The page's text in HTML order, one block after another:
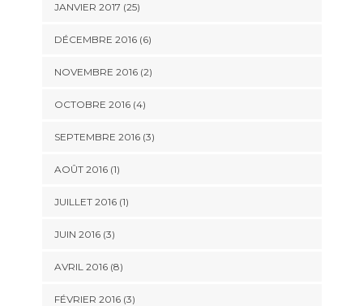
JANVIER 2017 (25)
DÉCEMBRE 2016 (6)
NOVEMBRE 2016 (2)
OCTOBRE 2016 (4)
SEPTEMBRE 2016 (3)
AOÛT 2016 (1)
JUILLET 2016 (1)
JUIN 2016 (3)
AVRIL 2016 (8)
FÉVRIER 2016 (3)